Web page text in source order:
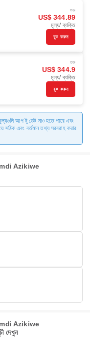
শুরু
US$ 344.89
মূল্য/ ব্যক্তি
বুক করুন
শুরু
US$ 344.9
মূল্য/ ব্যক্তি
বুক করুন
আপ টু ডেট নাও হতে পারে এবং
সঠিক এবং বর্তমান তথ্য সরবরাহ করার
Azikiwe
Azikiwe
দেখুন